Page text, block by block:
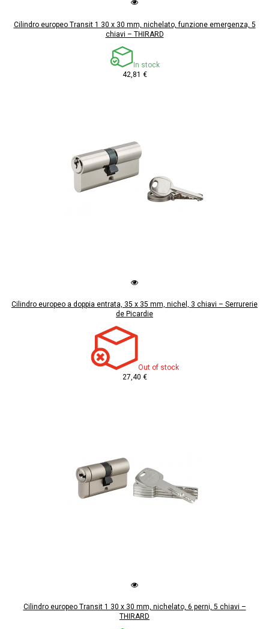
Cilindro europeo Transit 1 30 x 30 mm, nichelato, funzione emergenza, 5
chiavi – THIRARD
In stock
42,81 €
Cilindro europeo a doppia entrata, 35 x 35 mm, nichel, 3 chiavi – Serrurerie
de Picardie
Out of stock
27,40 €
Cilindro europeo Transit 1 30 x 30 mm, nichelato, 6 perni, 5 chiavi –
THIRARD